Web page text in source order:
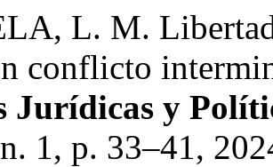
L. M.
conflicto
Jurídicas y
1, p. 33–41,